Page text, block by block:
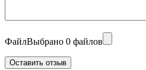
ФайлВыбрано 0 файлов